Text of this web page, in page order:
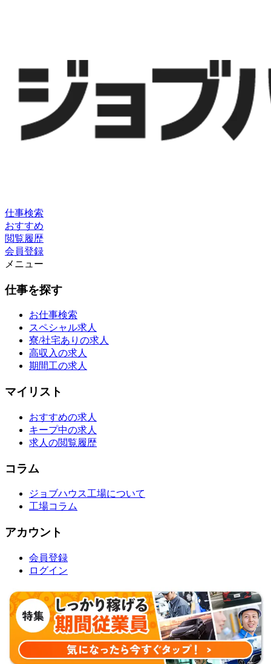
仕事検索
おすすめ
閲覧履歴
会員登録
メニュー
仕事を探す
お仕事検索
スペシャル求人
寮/社宅ありの求人
高収入の求人
期間工の求人
マイリスト
おすすめの求人
キープ中の求人
求人の閲覧履歴
コラム
ジョブハウス工場について
工場コラム
アカウント
会員登録
ログイン